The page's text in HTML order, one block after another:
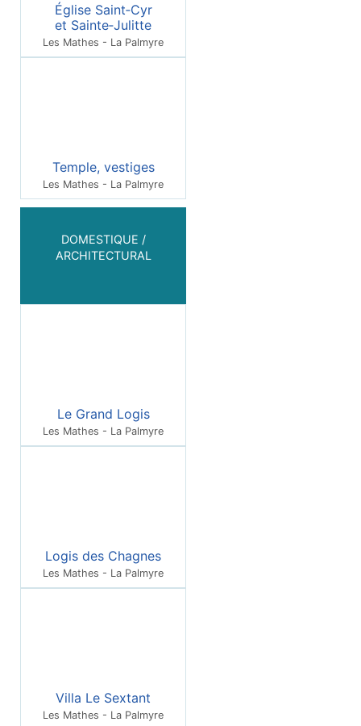
Église Saint‑Cyr
et Sainte‑Julitte
Les Mathes - La Palmyre
Temple, vestiges
Les Mathes - La Palmyre
DOMESTIQUE /
ARCHITECTURAL
Le Grand Logis
Les Mathes - La Palmyre
Logis des Chagnes
Les Mathes - La Palmyre
Villa Le Sextant
Les Mathes - La Palmyre